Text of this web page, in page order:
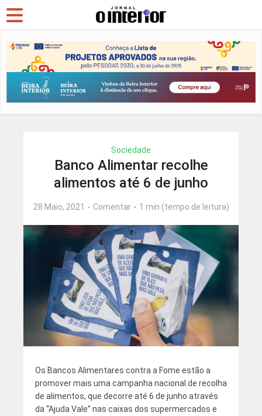
Sociedade
Banco Alimentar recolhe
alimentos até 6 de junho
28 Maio, 2021 Comentar 1 min (tempo de leitura)
Os Bancos Alimentares contra a Fome estão a
promover mais uma campanha nacional de recolha
de alimentos, que decorre até 6 de junho através
da “Ajuda Vale” nas caixas dos supermercados e